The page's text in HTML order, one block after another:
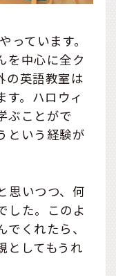
ています。
を中心に全ク
の英語教室は
す。ハロウィ
ぶことがで
という経験が
思いつつ、何
した。このよ
くれたら、
としてもうれ